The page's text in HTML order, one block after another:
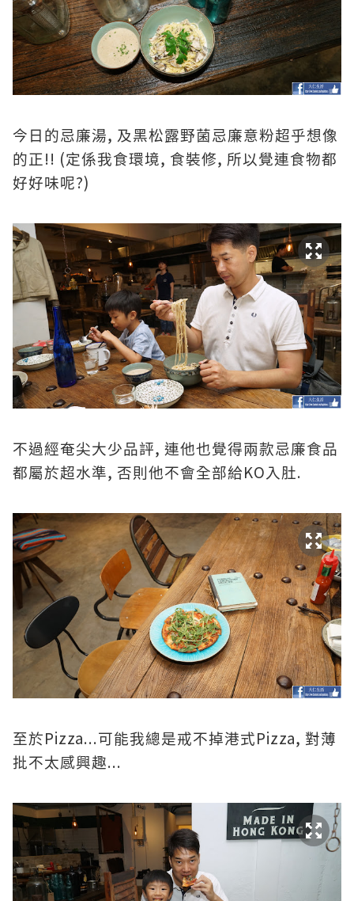
今日的忌廉湯, 及黑松露野菌忌廉意粉超乎想像
的正 !! (定係我食環境, 食裝修, 所以覺連食物都
好好味呢?)
不過經奄尖大少品評, 連他也覺得兩款忌廉食品
都屬於超水準, 否則他不會全部給KO 入肚.
至於Pizza...可能我總是戒不掉港式Pizza, 對薄
批不太感興趣...